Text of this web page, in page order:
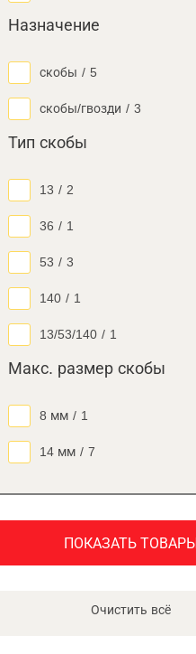
Назначение
скобы / 5
скобы/гвозди / 3
Тип скобы
13 / 2
36 / 1
53 / 3
140 / 1
13/53/140 / 1
Макс. размер скобы
8 мм / 1
14 мм / 7
ПОКАЗАТЬ ТОВАРЫ
Очистить всё